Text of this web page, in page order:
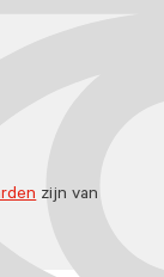
zijn van